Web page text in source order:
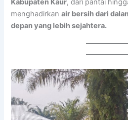
Kabupaten Kaur, dari pantai
menghadirkanair bersih dari
depan yang lebih sejahtera.